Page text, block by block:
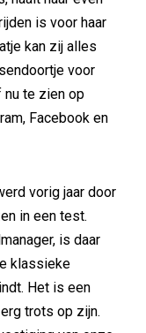
is voor haar
kan zij alles
voor
nu te zien op
Facebook en
vorig jaar door
in een test.
is daar
klassieke
Het is een
trots op zijn.